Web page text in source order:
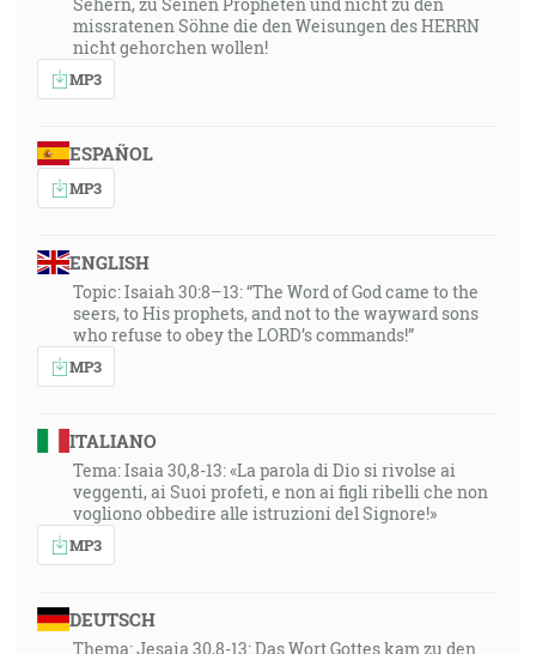
missratenen Söhne die den Weisungen des HERRN
nicht gehorchen wollen!
MP3
ESPAÑOL
MP3
ENGLISH
Topic: Isaiah 30:8–13: “The Word of God came to the
seers, to His prophets, and not to the wayward sons
who refuse to obey the LORD’s commands!”
MP3
ITALIANO
Tema: Isaia 30,8-13: «La parola di Dio si rivolse ai
veggenti, ai Suoi profeti, e non ai figli ribelli che non
vogliono obbedire alle istruzioni del Signore!»
MP3
DEUTSCH
Thema: Jesaia 30,8-13: Das Wort Gottes kam zu den